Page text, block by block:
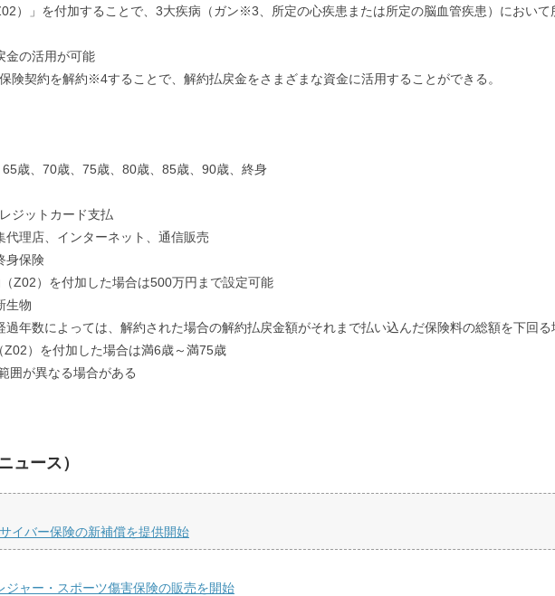
）」を付加することで、3大疾病（ガン※3、所定の心疾患または所定の脳血管疾患）におい
金の活用が可能
険契約を解約※4することで、解約払戻金をさまざまな資金に活用することができる。
歳、70歳、75歳、80歳、85歳、90歳、終身
ジットカード支払
理店、インターネット、通信販売
身保険
）を付加した場合は500万円まで設定可能
生物
年数によっては、解約された場合の解約払戻金額がそれまで払い込んだ保険料の総額を下回る
）を付加した場合は満6歳～満75歳
囲が異なる場合がある
ュース）
イバー保険の新補償を提供開始
ジャー・スポーツ傷害保険の販売を開始